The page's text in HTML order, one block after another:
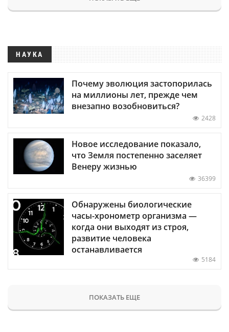
НАУКА
Почему эволюция застопорилась
на миллионы лет, прежде чем
внезапно возобновиться?
2428
Новое исследование показало,
что Земля постепенно заселяет
Венеру жизнью
36399
Обнаружены биологические
часы-хронометр организма —
когда они выходят из строя,
развитие человека
останавливается
5184
ПОКАЗАТЬ ЕЩЕ